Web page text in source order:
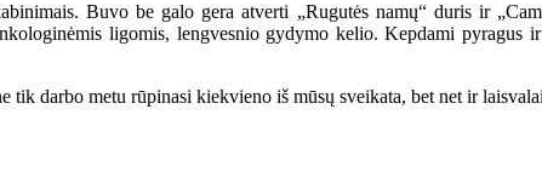
Buvo be galo gera atverti „Rugutės namų“ duris ir
ligomis, lengvesnio gydymo kelio. Kepdami pyragus
tik darbo metu rūpinasi kiekvieno iš mūsų sveikata, bet net ir